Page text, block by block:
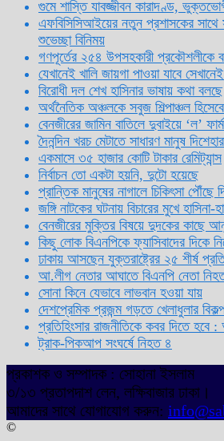
গুমে শাস্তি যাবজ্জীবন কারাদণ্ড,
এফবিসিসিআইয়ের নতুন প্রশাসকের সাথে
শুভেচ্ছা বিনিময়
গণপূর্তের ২৫৪ উপসহকারী প্রকৌশলীকে
যেখানেই খালি জায়গা পাওয়া যাবে
বিরোধী দল শেখ হাসিনার ভাষায় কথা বলছে
অর্থনৈতিক অঞ্চলকে সবুজ শিল্পাঞ্চল
বেনজীরের জামিন বাতিলে দুবাইয়ে ‌‘ল’
দৈনন্দিন খরচ মেটাতে সাধারণ মানুষ
একমাসে ৩৫ হাজার কোটি টাকার রেমিট্যান্স
নির্বাচন তো একটা হয়নি, দুটো হয়েছে
প্রান্তিক মানুষের নাগালে চিকিৎসা
জঙ্গি নাটকের ঘটনায় বিচারের মুখে
বেনজীরের মুক্তির বিষয়ে দুদকের কাছে
কিছু লোক বিএনপিকে ফ্যাসিবাদের দিকে
ঢাকায় আসছেন যুক্তরাষ্ট্রের ২৫ শীর্ষ
আ.লীগ নেতার আঘাতে বিএনপি নেতা
সোনা কিনে যেভাবে লাভবান হওয়া যায়
দেশপ্রেমিক প্রজন্ম গড়তে খেলাধুলার
প্রতিহিংসার রাজনীতিকে কবর দিতে
ট্রাক-পিকআপ সংঘর্ষে নিহত ৪
প্রকাশক ও সম্পাদক : সোহানা ইসলাম
৩/১৩ প্রতাপদাশ লেন, লক্ষিবাজার ঢাকা।
আমাদের সাথে যোগাযোগ করুন:
©